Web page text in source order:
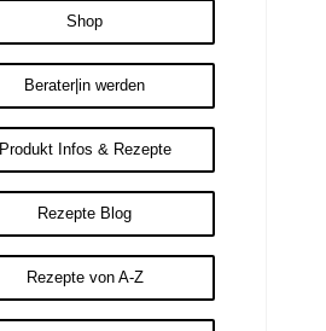
Shop
Berater|in werden
Produkt Infos & Rezepte
Rezepte Blog
Rezepte von A-Z